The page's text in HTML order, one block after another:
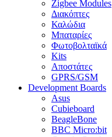
Zigbee Modules
Διακόπτες
Καλώδια
Μπαταρίες
Φωτοβολταϊκά
Kits
Αποστάτες
GPRS/GSM
Development Boards
Asus
Cubieboard
BeagleBone
BBC Micro:bit